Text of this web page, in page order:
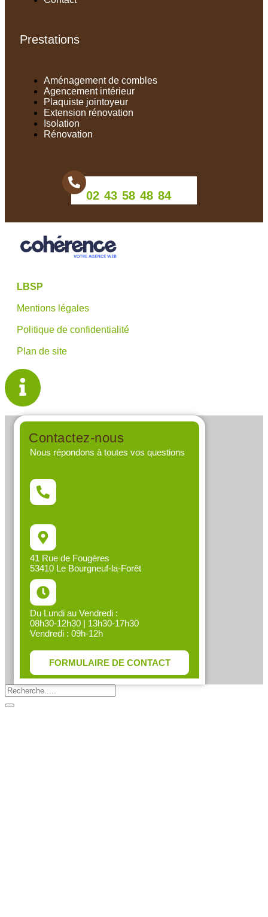
Prestations
Aménagement de combles
Agencement intérieur
Plaquiste jointoyeur
Extension rénovation
Isolation
Rénovation
02 43 58 48 84
LBSP
Mentions légales
Politique de confidentialité
Plan de site
Contactez-nous
Nous répondons à toutes vos questions
41 Rue de Fougères
53410 Le Bourgneuf-la-Forêt
Du Lundi au Vendredi :
08h30-12h30 | 13h30-17h30
Vendredi : 09h-12h
FORMULAIRE DE CONTACT